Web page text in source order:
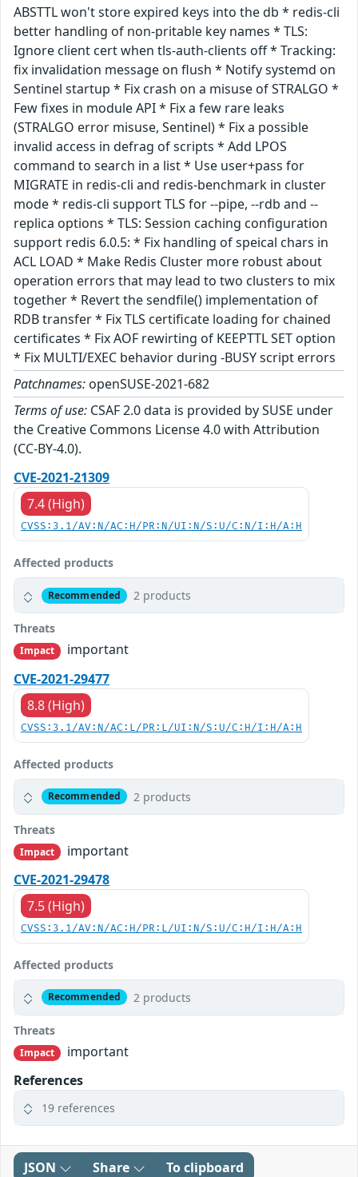
ABSTTL won't store expired keys into the db * redis-cli
better handling of non-pritable key names * TLS:
Ignore client cert when tls-auth-clients off * Tracking:
fix invalidation message on flush * Notify systemd on
Sentinel startup * Fix crash on a misuse of STRALGO *
Few fixes in module API * Fix a few rare leaks
(STRALGO error misuse, Sentinel) * Fix a possible
invalid access in defrag of scripts * Add LPOS
command to search in a list * Use user+pass for
MIGRATE in redis-cli and redis-benchmark in cluster
mode * redis-cli support TLS for --pipe, --rdb and --
replica options * TLS: Session caching configuration
support redis 6.0.5: * Fix handling of speical chars in
ACL LOAD * Make Redis Cluster more robust about
operation errors that may lead to two clusters to mix
together * Revert the sendfile() implementation of
RDB transfer * Fix TLS certificate loading for chained
certificates * Fix AOF rewirting of KEEPTTL SET option
* Fix MULTI/EXEC behavior during -BUSY script errors
Patchnames: openSUSE-2021-682
Terms of use: CSAF 2.0 data is provided by SUSE under
the Creative Commons License 4.0 with Attribution
(CC-BY-4.0).
CVE-2021-21309
7.4 (High)
CVSS:3.1/AV:N/AC:H/PR:N/UI:N/S:U/C:N/I:H/A:H
Affected products
Recommended 2 products
Threats
Impact
important
CVE-2021-29477
8.8 (High)
CVSS:3.1/AV:N/AC:L/PR:L/UI:N/S:U/C:H/I:H/A:H
Affected products
Recommended 2 products
Threats
Impact
important
CVE-2021-29478
7.5 (High)
CVSS:3.1/AV:N/AC:H/PR:L/UI:N/S:U/C:H/I:H/A:H
Affected products
Recommended 2 products
Threats
Impact
important
References
19 references
JSON Share To clipboard